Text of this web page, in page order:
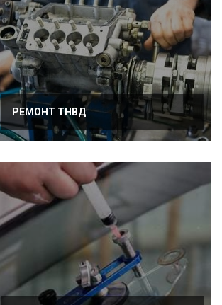
РЕМОНТ ТНВД